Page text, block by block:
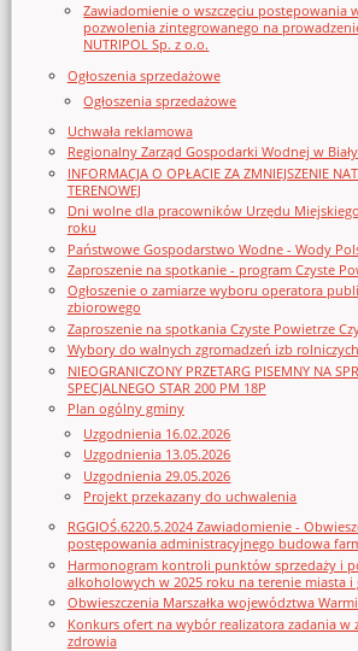
Zawiadomienie o wszczęciu postępowania
pozwolenia zintegrowanego na
NUTRIPOL Sp. z o.o.
Ogłoszenia sprzedażowe
Ogłoszenia sprzedażowe
Uchwała reklamowa
Regionalny Zarząd Gospodarki Wodnej w
INFORMACJA O OPŁACIE ZA ZMNIEJSZENIE
TERENOWEJ
Dni wolne dla pracowników Urzędu
roku
Państwowe Gospodarstwo Wodne - Wody
Zaproszenie na spotkanie - program Czyste
Ogłoszenie o zamiarze wyboru operatora
zbiorowego
Zaproszenie na spotkania Czyste Powietrze
Wybory do walnych zgromadzeń izb rolniczych
NIEOGRANICZONY PRZETARG PISEMNY NA
SPECJALNEGO STAR 200 PM 18P
Plan ogólny gminy
Uzgodnienia 16.02.2026
Uzgodnienia 13.05.2026
Uzgodnienia 29.05.2026
Projekt przekazany do uchwalenia
RGGIOŚ.6220.5.2024 Zawiadomienie -
postępowania administracyjnego budowa
Harmonogram kontroli punktów sprzedaży i
alkoholowych w 2025 roku na terenie miasta i
Obwieszczenia Marszałka województwa
Konkurs ofert na wybór realizatora zadania w
zdrowia